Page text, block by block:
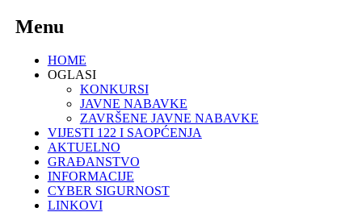
Menu
HOME
OGLASI
KONKURSI
JAVNE NABAVKE
ZAVRŠENE JAVNE NABAVKE
VIJESTI 122 I SAOPĆENJA
AKTUELNO
GRAĐANSTVO
INFORMACIJE
CYBER SIGURNOST
LINKOVI